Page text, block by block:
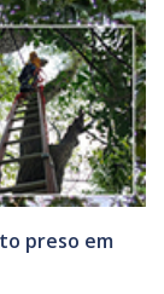
preso em